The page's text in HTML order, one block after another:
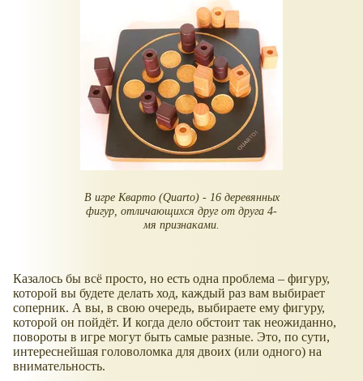
В игре Кварто (Quarto) - 16 деревянных
фигур, отличающихся друг от друга 4-
мя признаками.
Казалось бы всё просто, но есть одна проблема – фигуру,
которой вы будете делать ход, каждый раз вам выбирает
соперник. А вы, в свою очередь, выбираете ему фигуру,
которой он пойдёт. И когда дело обстоит так неожиданно,
повороты в игре могут быть самые разные. Это, по сути,
интереснейшая головоломка для двоих (или одного) на
внимательность.